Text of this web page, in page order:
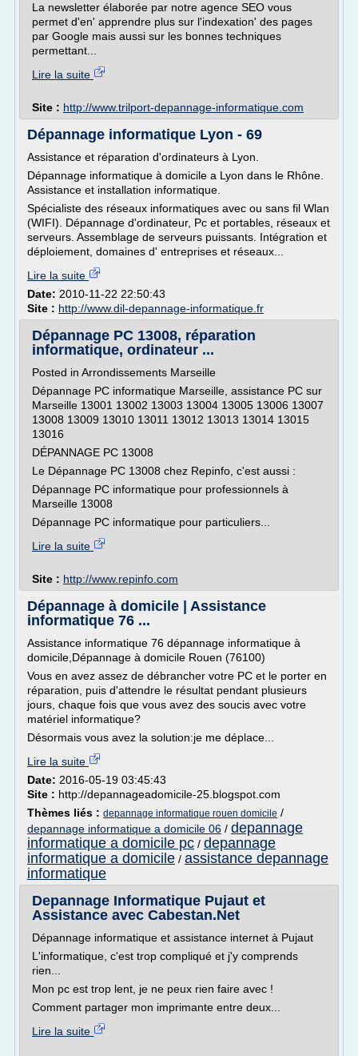
La newsletter élaborée par notre agence SEO vous
permet d'en' apprendre plus sur l'indexation' des pages
par Google mais aussi sur les bonnes techniques
permettant...
Lire la suite
Site : http://www.trilport-depannage-informatique.com
Dépannage informatique Lyon - 69
Assistance et réparation d'ordinateurs à Lyon.
Dépannage informatique à domicile a Lyon dans le Rhône.
Assistance et installation informatique.
Spécialiste des réseaux informatiques avec ou sans fil Wlan
(WIFI). Dépannage d'ordinateur, Pc et portables, réseaux et
serveurs. Assemblage de serveurs puissants. Intégration et
déploiement, domaines d' entreprises et réseaux...
Lire la suite
Date: 2010-11-22 22:50:43
Site : http://www.dil-depannage-informatique.fr
Dépannage PC 13008, réparation
informatique, ordinateur ...
Posted in Arrondissements Marseille
Dépannage PC informatique Marseille, assistance PC sur
Marseille 13001 13002 13003 13004 13005 13006 13007
13008 13009 13010 13011 13012 13013 13014 13015
13016
DÉPANNAGE PC 13008
Le Dépannage PC 13008 chez Repinfo, c'est aussi :
Dépannage PC informatique pour professionnels à
Marseille 13008
Dépannage PC informatique pour particuliers...
Lire la suite
Site : http://www.repinfo.com
Dépannage à domicile | Assistance
informatique 76 ...
Assistance informatique 76 dépannage informatique à
domicile,Dépannage à domicile Rouen (76100)
Vous en avez assez de débrancher votre PC et le porter en
réparation, puis d'attendre le résultat pendant plusieurs
jours, chaque fois que vous avez des soucis avec votre
matériel informatique?
Désormais vous avez la solution:je me déplace...
Lire la suite
Date: 2016-05-19 03:45:43
Site : http://depannageadomicile-25.blogspot.com
Thèmes liés : depannage informatique rouen domicile /
depannage informatique a domicile 06 / depannage
informatique a domicile pc / depannage
informatique a domicile / assistance depannage
informatique
Depannage Informatique Pujaut et
Assistance avec Cabestan.Net
Dépannage informatique et assistance internet à Pujaut
L'informatique, c'est trop compliqué et j'y comprends
rien...
Mon pc est trop lent, je ne peux rien faire avec !
Comment partager mon imprimante entre deux...
Lire la suite